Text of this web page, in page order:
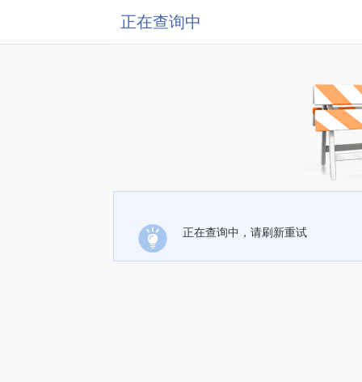
正在查询中
正在查询中，请刷新重试